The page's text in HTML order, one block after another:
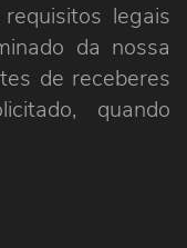
legais
da nossa
de receberes
quando